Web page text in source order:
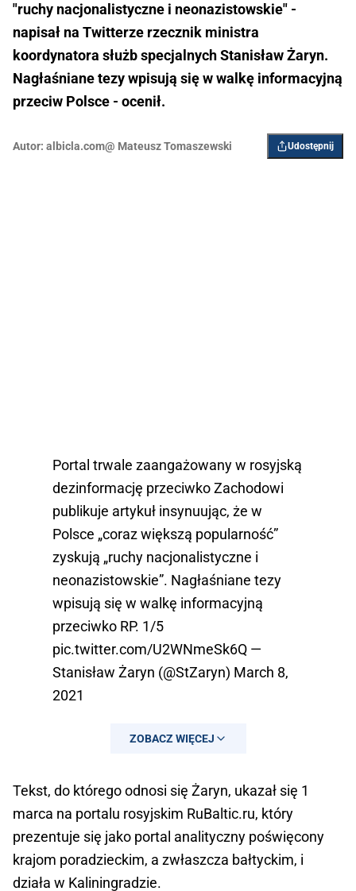
"ruchy nacjonalistyczne i neonazistowskie" -
napisał na Twitterze rzecznik ministra
koordynatora służb specjalnych Stanisław Żaryn.
Nagłaśniane tezy wpisują się w walkę informacyjną
przeciw Polsce - ocenił.
Autor: albicla.com@ Mateusz Tomaszewski Udostępnij
Portal trwale zaangażowany w rosyjską
dezinformację przeciwko Zachodowi
publikuje artykuł insynuując, że w
Polsce „coraz większą popularność”
zyskują „ruchy nacjonalistyczne i
neonazistowskie”. Nagłaśniane tezy
wpisują się w walkę informacyjną
przeciwko RP. 1/5
pic.twitter.com/U2WNmeSk6Q —
Stanisław Żaryn (@StZaryn) March 8,
2021
ZOBACZ WIĘCEJ
Tekst, do którego odnosi się Żaryn, ukazał się 1
marca na portalu rosyjskim RuBaltic.ru, który
prezentuje się jako portal analityczny poświęcony
krajom poradzieckim, a zwłaszcza bałtyckim, i
działa w Kaliningradzie.